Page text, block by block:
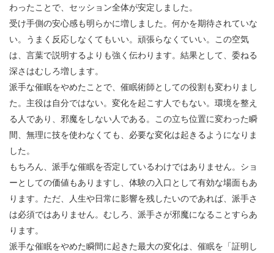
わったことで、セッション全体が安定しました。
受け手側の安心感も明らかに増しました。何かを期待されていな
い。うまく反応しなくてもいい。頑張らなくていい。この空気
は、言葉で説明するよりも強く伝わります。結果として、委ねる
深さはむしろ増します。
派手な催眠をやめたことで、催眠術師としての役割も変わりまし
た。主役は自分ではない。変化を起こす人でもない。環境を整え
る人であり、邪魔をしない人である。この立ち位置に変わった瞬
間、無理に技を使わなくても、必要な変化は起きるようになりま
した。
もちろん、派手な催眠を否定しているわけではありません。ショ
ーとしての価値もありますし、体験の入口として有効な場面もあ
ります。ただ、人生や日常に影響を残したいのであれば、派手さ
は必須ではありません。むしろ、派手さが邪魔になることすらあ
ります。
派手な催眠をやめた瞬間に起きた最大の変化は、催眠を「証明し